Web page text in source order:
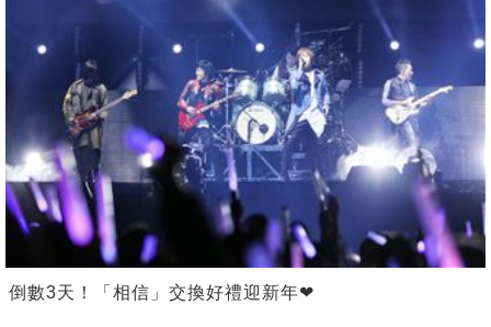
倒數3天！「相信」交換好禮迎新年❤